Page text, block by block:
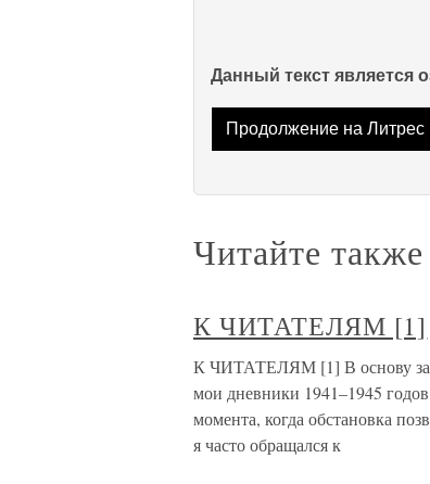
Данный текст является
Продолжение на Литрес
Читайте также
К ЧИТАТЕЛЯМ [1]
К ЧИТАТЕЛЯМ [1] В основу
мои дневники 1941–1945
момента, когда обстановка
я часто обращался к